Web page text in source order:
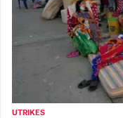
UTRIKES